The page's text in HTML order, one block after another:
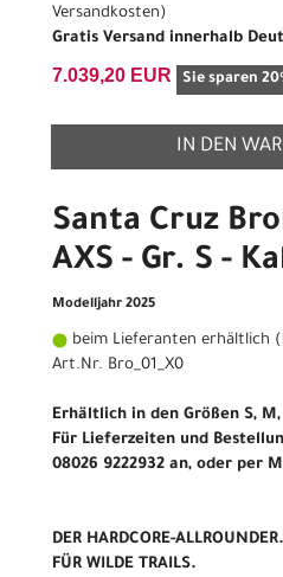
Versandkosten)
Gratis Versand innerhalb
7.039,20 EUR Sie sparen
IN DEN
Santa Cruz
AXS - Gr. S -
Modelljahr 2025
beim Lieferanten erhältlich
Art.Nr. Bro_01_X0
Erhältlich in den Größen S, M,
Für Lieferzeiten und
08026 9222932 an, oder per
DER HARDCORE-
FÜR WILDE TRAILS.